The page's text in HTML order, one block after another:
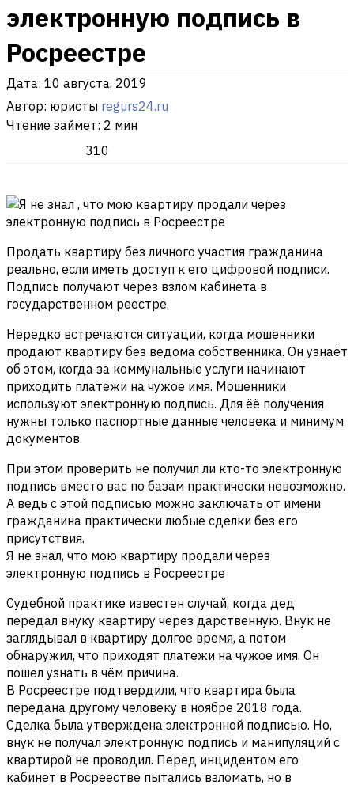
электронную подпись в
Росреестре
Дата: 10 августа, 2019
Автор: юристы regurs24.ru
Чтение займет: 2 мин
310
Продать квартиру без личного участия гражданина
реально, если иметь доступ к его цифровой подписи.
Подпись получают через взлом кабинета в
государственном реестре.
Нередко встречаются ситуации, когда мошенники
продают квартиру без ведома собственника. Он узнаёт
об этом, когда за коммунальные услуги начинают
приходить платежи на чужое имя. Мошенники
используют электронную подпись. Для ёё получения
нужны только паспортные данные человека и минимум
документов.
При этом проверить не получил ли кто-то электронную
подпись вместо вас по базам практически невозможно.
А ведь с этой подписью можно заключать от имени
гражданина практически любые сделки без его
присутствия.
Я не знал, что мою квартиру продали через
электронную подпись в Росреестре
Судебной практике известен случай, когда дед
передал внуку квартиру через дарственную. Внук не
заглядывал в квартиру долгое время, а потом
обнаружил, что приходят платежи на чужое имя. Он
пошел узнать в чём причина.
В Росреестре подтвердили, что квартира была
передана другому человеку в ноябре 2018 года.
Сделка была утверждена электронной подписью. Но,
внук не получал электронную подпись и манипуляций с
квартирой не проводил. Перед инцидентом его
кабинет в Росреестве пытались взломать, но в